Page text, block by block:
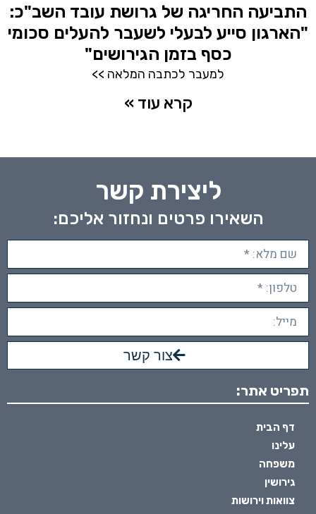
התביעה החריגה של גרושת עובד השב"כ:
"הארגון סייע לבעלי לשעבר להעלים סכומי
כסף בזמן הגירושים"
למעבר לכתבה המלאה >>
קרא עוד »
ליצירת קשר
השאירו פרטים ונחזור אליכם:
צור קשר
תפריט אתר:
דף הבית
עלינו
משפחה
גירושין
צוואות וירושות